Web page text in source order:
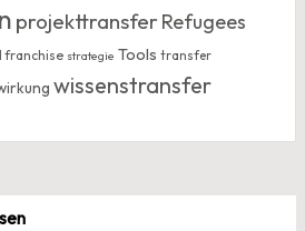
projekttransfer Refugees
franchise strategie Tools transfer
wissenstransfer